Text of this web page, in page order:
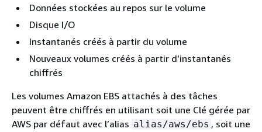
Données stockées au repos sur le volume
Disque I/O
Instantanés créés à partir du volume
Nouveaux volumes créés à partir d’instantanés
chiffrés
Les volumes Amazon EBS attachés à des tâches
peuvent être chiffrés en utilisant soit une Clé gérée par
AWS par défaut avec l’alias alias/aws/ebs , soit une